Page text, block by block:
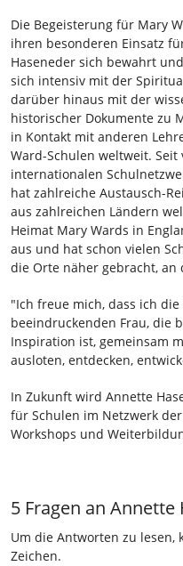
Die Begeisterung für Mary
ihren besonderen Einsatz
Haseneder sich bewahrt
sich intensiv mit der
darüber hinaus mit der
historischer Dokumente zu
in Kontakt mit anderen
Ward-Schulen weltweit. Seit
internationalen
hat zahlreiche Austausch-
aus zahlreichen Ländern
Heimat Mary Wards in
aus und hat schon vielen
die Orte näher gebracht, an
"Ich freue mich, dass ich
beeindruckenden Frau, die
Inspiration ist, gemeinsam
ausloten, entdecken,
In Zukunft wird Annette
für Schulen im Netzwerk
Workshops und
5 Fragen an Annette
Um die Antworten zu lesen,
Zeichen.